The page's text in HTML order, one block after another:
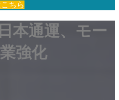
ちら
本通運、モー
強化